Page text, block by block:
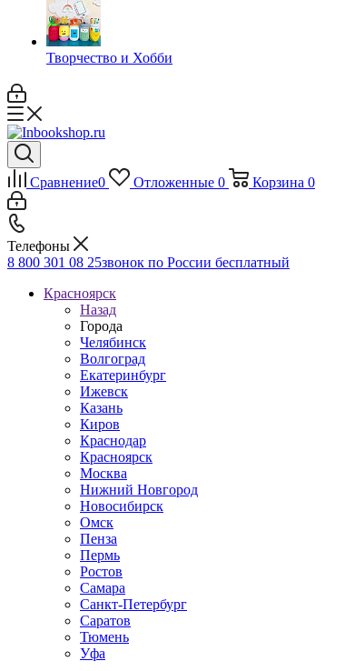
Творчество и Хобби
Сравнение0 Отложенные 0 Корзина 0
Телефоны
8 800 301 08 25звонок по России бесплатный
Красноярск
Назад
Города
Челябинск
Волгоград
Екатеринбург
Ижевск
Казань
Киров
Краснодар
Красноярск
Москва
Нижний Новгород
Новосибирск
Омск
Пенза
Пермь
Ростов
Самара
Санкт-Петербург
Саратов
Тюмень
Уфа